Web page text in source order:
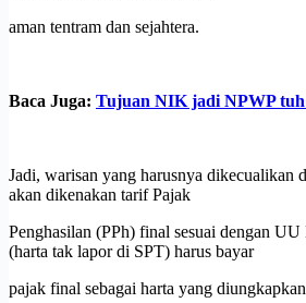
aman tentram dan sejahtera.
Baca Juga: Tujuan NIK jadi NPWP
Jadi, warisan yang harusnya dikecualikan
akan dikenakan tarif Pajak
Penghasilan (PPh) final sesuai dengan UU
(harta tak lapor di SPT) harus bayar
pajak final sebagai harta yang